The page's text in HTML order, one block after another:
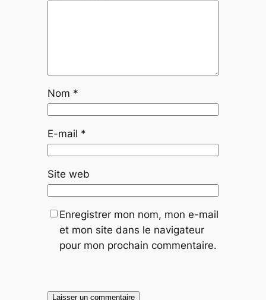
Nom *
E-mail *
Site web
Enregistrer mon nom, mon e-mail
et mon site dans le navigateur
pour mon prochain commentaire.